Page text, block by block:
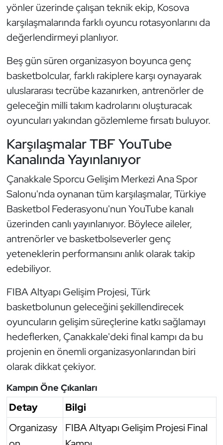
yönler üzerinde çalışan teknik ekip, Kosova
karşılaşmalarında farklı oyuncu rotasyonlarını da
değerlendirmeyi planlıyor.
Beş gün süren organizasyon boyunca genç
basketbolcular, farklı rakiplere karşı oynayarak
uluslararası tecrübe kazanırken, antrenörler de
geleceğin milli takım kadrolarını oluşturacak
oyuncuları yakından gözlemleme fırsatı buluyor.
Karşılaşmalar TBF YouTube
Kanalında Yayınlanıyor
Çanakkale Sporcu Gelişim Merkezi Ana Spor
Salonu'nda oynanan tüm karşılaşmalar, Türkiye
Basketbol Federasyonu'nun YouTube kanalı
üzerinden canlı yayınlanıyor. Böylece aileler,
antrenörler ve basketbolseverler genç
yeteneklerin performansını anlık olarak takip
edebiliyor.
FIBA Altyapı Gelişim Projesi, Türk
basketbolunun geleceğini şekillendirecek
oyuncuların gelişim süreçlerine katkı sağlamayı
hedeflerken, Çanakkale'deki final kampı da bu
projenin en önemli organizasyonlarından biri
olarak dikkat çekiyor.
Kampın Öne Çıkanları
Detay
Bilgi
Organizasy
FIBA Altyapı Gelişim Projesi Final
Oryantiring
Özel Sporcular
Paralimpik
Ragbi
Satranç
Su Topu
Sualtı Sporları
Tekvando
Triatlon
Voleybol
Vücut Geliştirme Fitness
Wushu Kungfu
Yelken
Yüzme